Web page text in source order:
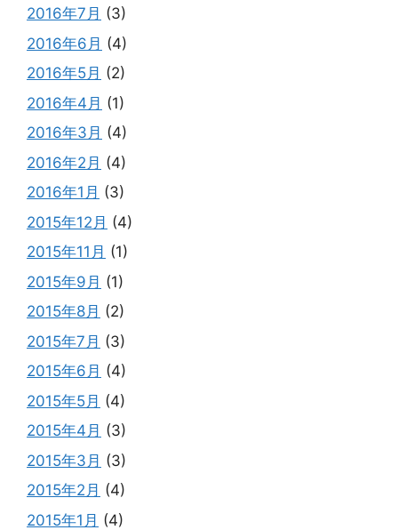
2016年7月 (3)
2016年6月 (4)
2016年5月 (2)
2016年4月 (1)
2016年3月 (4)
2016年2月 (4)
2016年1月 (3)
2015年12月 (4)
2015年11月 (1)
2015年9月 (1)
2015年8月 (2)
2015年7月 (3)
2015年6月 (4)
2015年5月 (4)
2015年4月 (3)
2015年3月 (3)
2015年2月 (4)
2015年1月 (4)